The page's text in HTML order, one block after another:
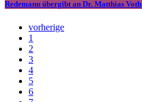
Redemann übergibt an Dr. Matthias Voth
vorherige
1
2
3
4
5
6